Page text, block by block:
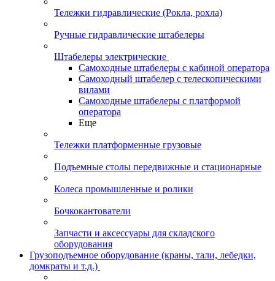
Тележки гидравлические (Рокла, рохла)
Ручные гидравлические штабелеры
Штабелеры электрические
Самоходные штабелеры с кабиной оператора
Самоходный штабелер с телескопическими
вилами
Самоходные штабелеры с платформой
оператора
Еще
Тележки платформенные грузовые
Подъемные столы передвижные и стационарные
Колеса промышленные и ролики
Бочкокантователи
Запчасти и аксессуары для складского
оборудования
Грузоподъемное оборудование (краны, тали, лебедки,
домкраты и т.д.)